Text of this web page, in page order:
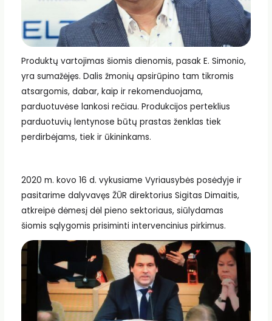
Produktų vartojimas šiomis dienomis, pasak E. Simonio,
yra sumažėjęs. Dalis žmonių apsirūpino tam tikromis
atsargomis, dabar, kaip ir rekomenduojama,
parduotuvėse lankosi rečiau. Produkcijos perteklius
parduotuvių lentynose būtų prastas ženklas tiek
perdirbėjams, tiek ir ūkininkams.
2020 m. kovo 16 d. vykusiame Vyriausybės posėdyje ir
pasitarime dalyvavęs ŽŪR direktorius Sigitas Dimaitis,
atkreipė dėmesį dėl pieno sektoriaus, siūlydamas
šiomis sąlygomis prisiminti intervencinius pirkimus.